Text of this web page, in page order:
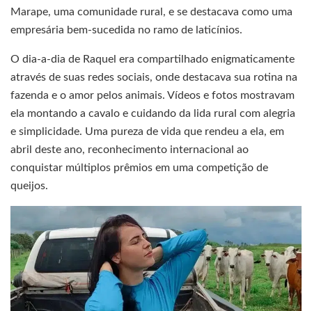
Marape, uma comunidade rural, e se destacava como uma
empresária bem-sucedida no ramo de laticínios.
O dia-a-dia de Raquel era compartilhado enigmaticamente
através de suas redes sociais, onde destacava sua rotina na
fazenda e o amor pelos animais. Vídeos e fotos mostravam
ela montando a cavalo e cuidando da lida rural com alegria
e simplicidade. Uma pureza de vida que rendeu a ela, em
abril deste ano, reconhecimento internacional ao
conquistar múltiplos prêmios em uma competição de
queijos.